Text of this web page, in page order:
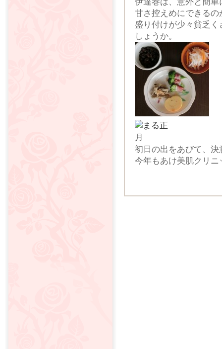
甘さ控えめにできるの
盛り付けが少々貧乏
しょうか。
初日の出をあびて、
今年もあけ美肌クリ